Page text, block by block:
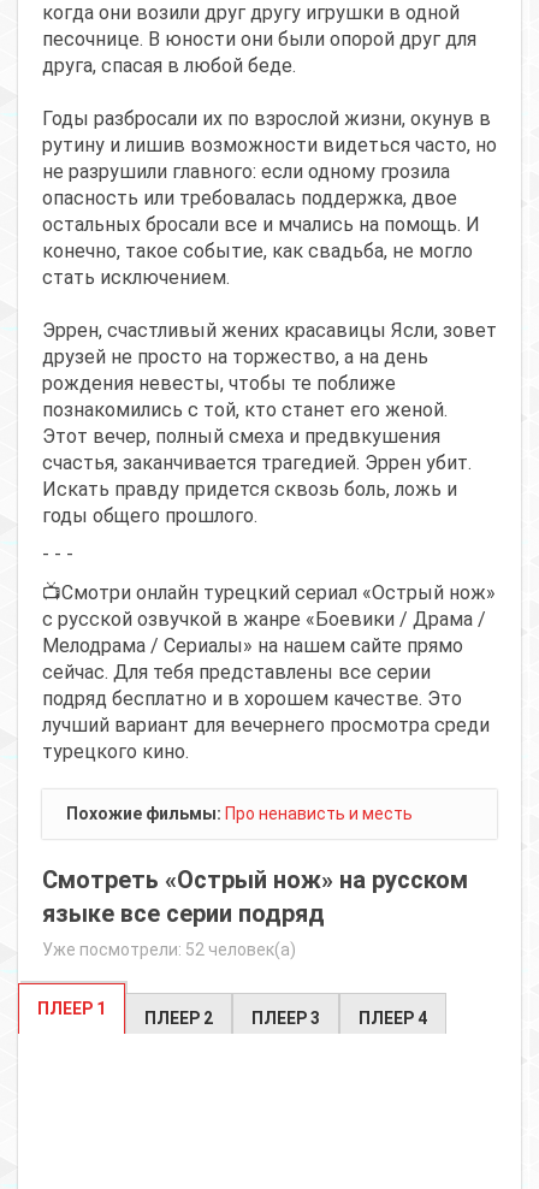
когда они возили друг другу игрушки в одной
песочнице. В юности они были опорой друг для
друга, спасая в любой беде.
Годы разбросали их по взрослой жизни, окунув в
рутину и лишив возможности видеться часто, но
не разрушили главного: если одному грозила
опасность или требовалась поддержка, двое
остальных бросали все и мчались на помощь. И
конечно, такое событие, как свадьба, не могло
стать исключением.
Эррен, счастливый жених красавицы Ясли, зовет
друзей не просто на торжество, а на день
рождения невесты, чтобы те поближе
познакомились с той, кто станет его женой.
Этот вечер, полный смеха и предвкушения
счастья, заканчивается трагедией. Эррен убит.
Искать правду придется сквозь боль, ложь и
годы общего прошлого.
- - -
📺Смотри онлайн турецкий сериал «Острый нож»
с русской озвучкой в жанре «Боевики / Драма /
Мелодрама / Сериалы» на нашем сайте прямо
сейчас. Для тебя представлены все серии
подряд бесплатно и в хорошем качестве. Это
лучший вариант для вечернего просмотра среди
турецкого кино.
Похожие фильмы: Про ненависть и месть
Смотреть «Острый нож» на русском
языке все серии подряд
Уже посмотрели: 52 человек(а)
ПЛЕЕР 1 ПЛЕЕР 2 ПЛЕЕР 3 ПЛЕЕР 4